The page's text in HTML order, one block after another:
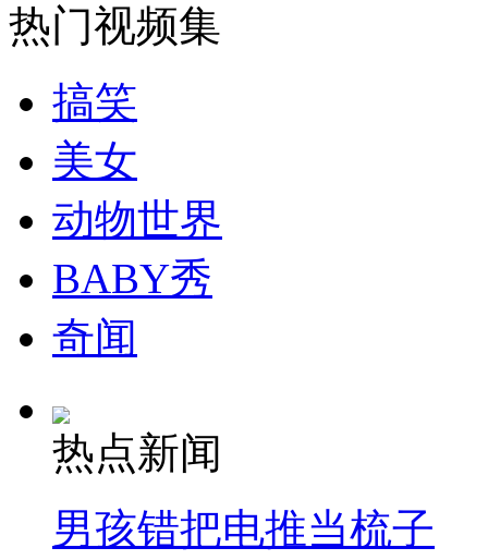
安徽一实载49人客车翻车
走！跟着总书记去植树
消防员救轻生者 花炮节热闹非凡
司机酒驾遇交警 急速倒车逃窜
热门视频集
搞笑
美女
动物世界
BABY秀
奇闻
热点新闻
男孩错把电推当梳子